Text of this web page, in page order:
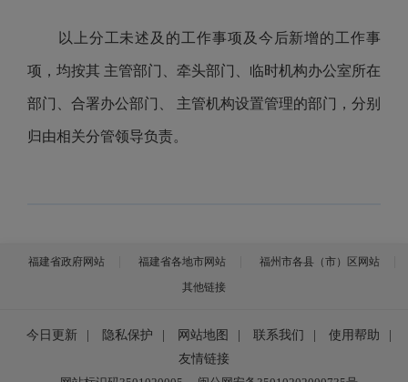
以上分工未述及的工作事项及今后新增的工作事
项，均按其 主管部门、牵头部门、临时机构办公室所在
部门、合署办公部门、 主管机构设置管理的部门，分别
归由相关分管领导负责。
福建省政府网站 福建省各地市网站
福州市各县（市）区网站
其他链接
今日更新 隐私保护 网站地图 联系我们 使用帮助
友情链接